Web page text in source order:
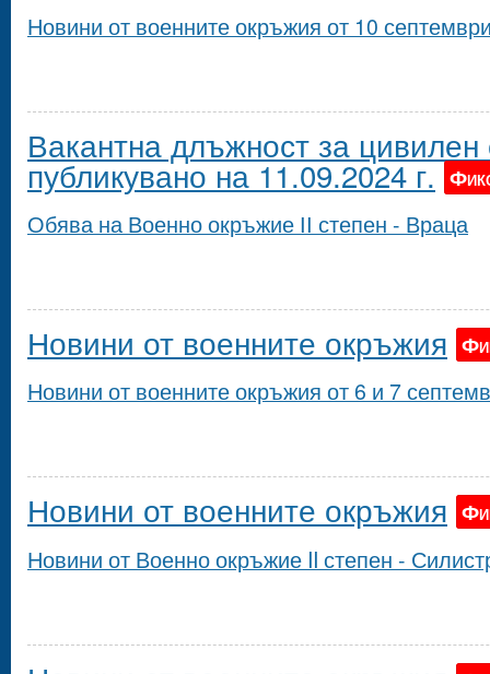
Новини от военните окръжия от 10
Вакантна длъжност за
публикувано на 11.09.2024 г.
Обява на Военно окръжие ІІ степен - Враца
Новини от военните окръжия
Новини от военните окръжия от 6 и 7
Новини от военните окръжия
Новини от Военно окръжие II степен -